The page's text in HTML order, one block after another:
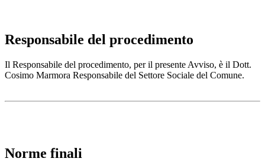
Responsabile del procedimento
Il Responsabile del procedimento, per il presente Avviso, è il Dott.
Cosimo Marmora Responsabile del Settore Sociale del Comune.
Norme finali